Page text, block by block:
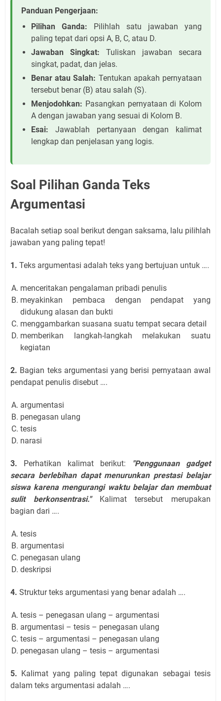
Panduan Pengerjaan:
Pilihan Ganda: Pilihlah satu jawaban yang
paling tepat dari opsi A, B, C, atau D.
Jawaban Singkat: Tuliskan jawaban secara
singkat, padat, dan jelas.
Benar atau Salah: Tentukan apakah pernyataan
tersebut benar (B) atau salah (S).
Menjodohkan: Pasangkan pernyataan di Kolom
A dengan jawaban yang sesuai di Kolom B.
Esai: Jawablah pertanyaan dengan kalimat
lengkap dan penjelasan yang logis.
Soal Pilihan Ganda Teks
Argumentasi
Bacalah setiap soal berikut dengan saksama, lalu pilihlah
jawaban yang paling tepat!
1. Teks argumentasi adalah teks yang bertujuan untuk ….
menceritakan pengalaman pribadi penulis
meyakinkan pembaca dengan pendapat yang
didukung alasan dan bukti
menggambarkan suasana suatu tempat secara detail
memberikan langkah-langkah melakukan suatu
kegiatan
2. Bagian teks argumentasi yang berisi pernyataan awal
pendapat penulis disebut ….
argumentasi
penegasan ulang
tesis
narasi
3. Perhatikan kalimat berikut:
"Penggunaan gadget
secara berlebihan dapat menurunkan prestasi belajar
siswa karena mengurangi waktu belajar dan membuat
sulit berkonsentrasi."Kalimat tersebut merupakan
bagian dari ….
tesis
argumentasi
penegasan ulang
deskripsi
4. Struktur teks argumentasi yang benar adalah ….
tesis – penegasan ulang – argumentasi
argumentasi – tesis – penegasan ulang
tesis – argumentasi – penegasan ulang
penegasan ulang – tesis – argumentasi
5. Kalimat yang paling tepat digunakan sebagai tesis
dalam teks argumentasi adalah ….